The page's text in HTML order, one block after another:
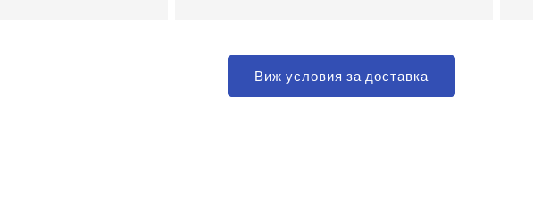
Виж условия за доставка